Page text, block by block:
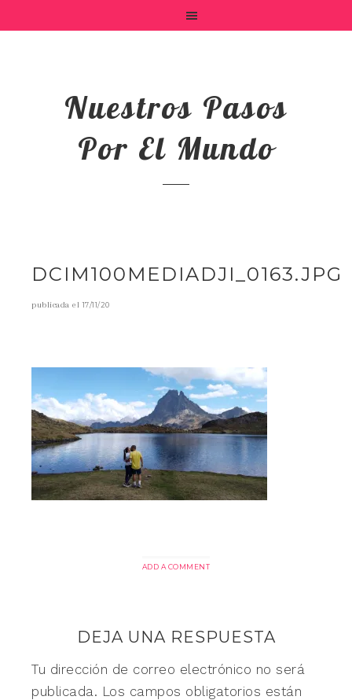
Nuestros Pasos
Por El Mundo
DCIM100MEDIADJI_0163.JPG
publicada el17/11/20
ADD A COMMENT
DEJA UNA RESPUESTA
Tu dirección de correo electrónico no será
publicada. Los campos obligatorios están